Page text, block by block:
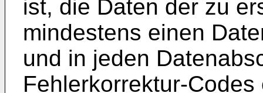
ist, die Daten der zu
mindestens einen
und in jeden
Fehlerkorrektur-